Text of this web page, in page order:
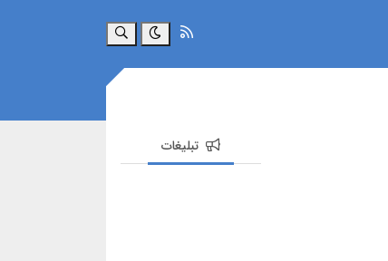
جستجو
تبلیغات